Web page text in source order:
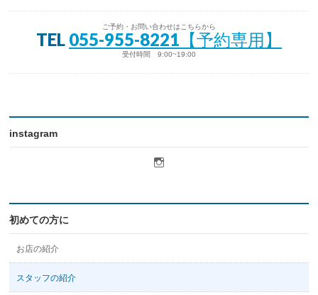
ご予約・お問い合わせはこちらから
TEL 055-955-8221【予約専用】
受付時間 9:00~19:00
instagram
プ
ル
初めての方に
お店の紹介
スタッフの紹介